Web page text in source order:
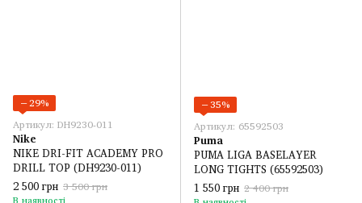
−29%
Артикул: DH9230-011
Nike
NIKE DRI-FIT ACADEMY PRO
DRILL TOP (DH9230-011)
2 500 грн 3 500 грн
−35%
Артикул: 65592503
Puma
PUMA LIGA BASELAYER
LONG TIGHTS (65592503)
1 550 грн 2 400 грн